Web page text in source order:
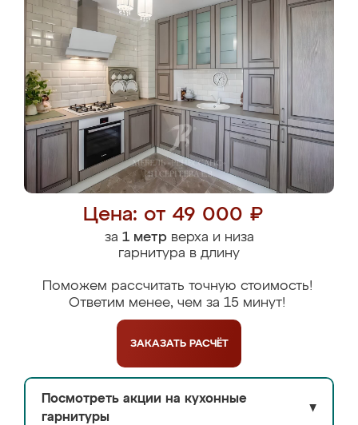
Цена: от 49 000 ₽
за 1 метрверха и низа
гарнитура в длину
Поможем рассчитать точную стоимость!
Ответим менее, чем за 15 минут!
ЗАКАЗАТЬ РАСЧЁТ
Посмотреть акции на кухонные
гарнитуры
▼